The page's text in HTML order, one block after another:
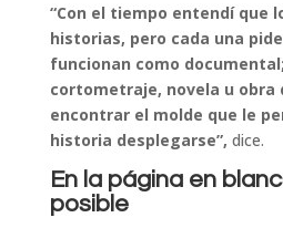
“Con el tiempo entendí que
historias, pero cada una
funcionan como
cortometraje, novela u
encontrar el molde que le
historia desplegarse”, dice.
En la página en
posible